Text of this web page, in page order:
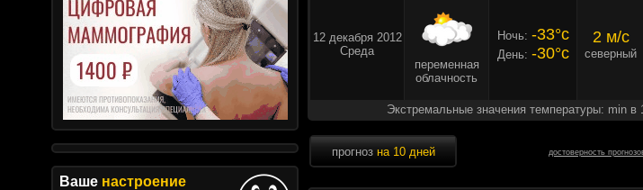
Ваше настроение
12 декабря 2012
Среда
переменная
облачность
Ночь: -33°c
День: -30°c
2 м/c
северный
Экстремальные значения температуры: min в
прогноз на 10 дней достоверность